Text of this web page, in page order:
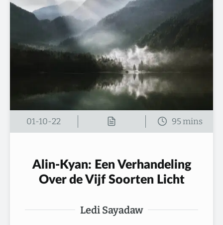
01-10-22
Alin-Kyan: Een Verhandeling
Over de Vijf Soorten Licht
Ledi Sayadaw